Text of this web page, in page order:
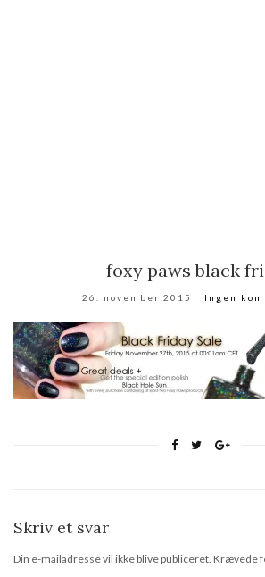
foxy paws black
26. november 2015 Ingen
Skriv et svar
Din e-mailadresse vil ikke blive publiceret. Krævede